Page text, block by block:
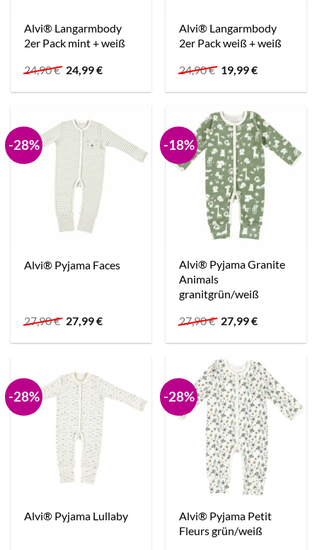
Alvi® Langarmbody
2er Pack mint + weiß
24,90€ Ursprünglicher
Preis
war:
24,99€Aktueller
ist:
Alvi® Langarmbody
2er Pack weiß + weiß
24,90€ Ursprünglicher
Preis
war:
19,99€Aktueller
ist:
-28%
Alvi® Pyjama Faces
27,90€ Ursprünglicher
Preis
war:
27,99€Aktueller
ist:
-18%
Alvi® Pyjama Granite
Animals
granitgrün/weiß
27,90€ Ursprünglicher
Preis
war:
27,99€Aktueller
ist:
-28%
Alvi® Pyjama Lullaby
-28%
Alvi® Pyjama Petit
Fleurs grün/weiß